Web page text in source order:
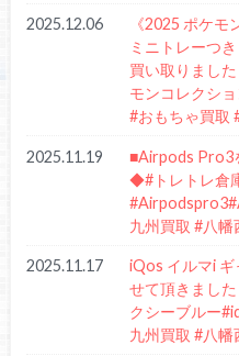
2025.12.06
《2025 ポケ
ミニトレーつ
買い取りまし
モンコレクシ
#おもちゃ買取
2025.11.19
■Airpods Pro3
◆#トレトレ倉
九州買取 #八幡
2025.11.17
iQos イルマi ギ
せて頂きまし
クシーブルー
九州買取 #八幡